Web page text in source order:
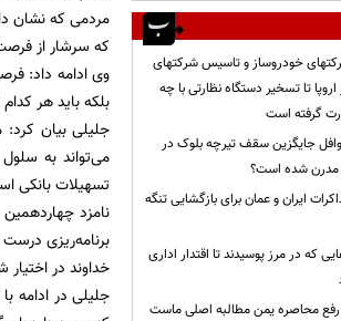
مردمی که نشان
که سرشار از
وی ادامه داد:
بلکه باید هر کدام
جلیلی بیان
می‌تواند به
تسهیلات بانکی
نامزد
برنامه‌ریزی
خداوند در
جلیلی در ادامه
خودروساز و تاسیس شرکتهای
تا تسخیر دستگاه نظارتی با چه
گرفته است
جایگزین سقف تیرچه بلوک در
مدرن شده است؟
ایران و عمان برای بازگشایی تنگه
که در مرز پوسیدند تا اقتدار اداری
رفع محاصره یمن مطالبه اصلی ماست